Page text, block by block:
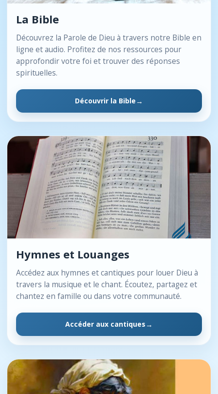
La Bible
Découvrez la Parole de Dieu à travers notre Bible en
ligne et audio. Profitez de nos ressources pour
approfondir votre foi et trouver des réponses
spirituelles.
Découvrir la Bible
Hymnes et Louanges
Accédez aux hymnes et cantiques pour louer Dieu à
travers la musique et le chant. Écoutez, partagez et
chantez en famille ou dans votre communauté.
Accéder aux cantiques